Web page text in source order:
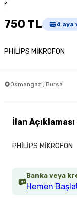
1
750 TL 4 aya
PHİLİPS MİKROFON
Osmangazi, Bursa
Banka veya
Hemen Başla!
İlan Açıklaması
PHİLİPS MİKROFON